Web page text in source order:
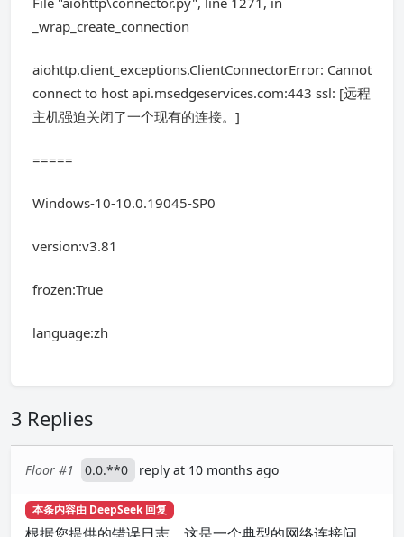
_wrap_create_connection
aiohttp.client_exceptions.ClientConnectorError: Cannot
connect to host api.msedgeservices.com:443 ssl: [远程
主机强迫关闭了一个现有的连接。]
=====
Windows-10-10.0.19045-SP0
version:v3.81
frozen:True
language:zh
3 Replies
Floor #1 0.0.**0 reply at 10 months ago
本条内容由 DeepSeek 回复